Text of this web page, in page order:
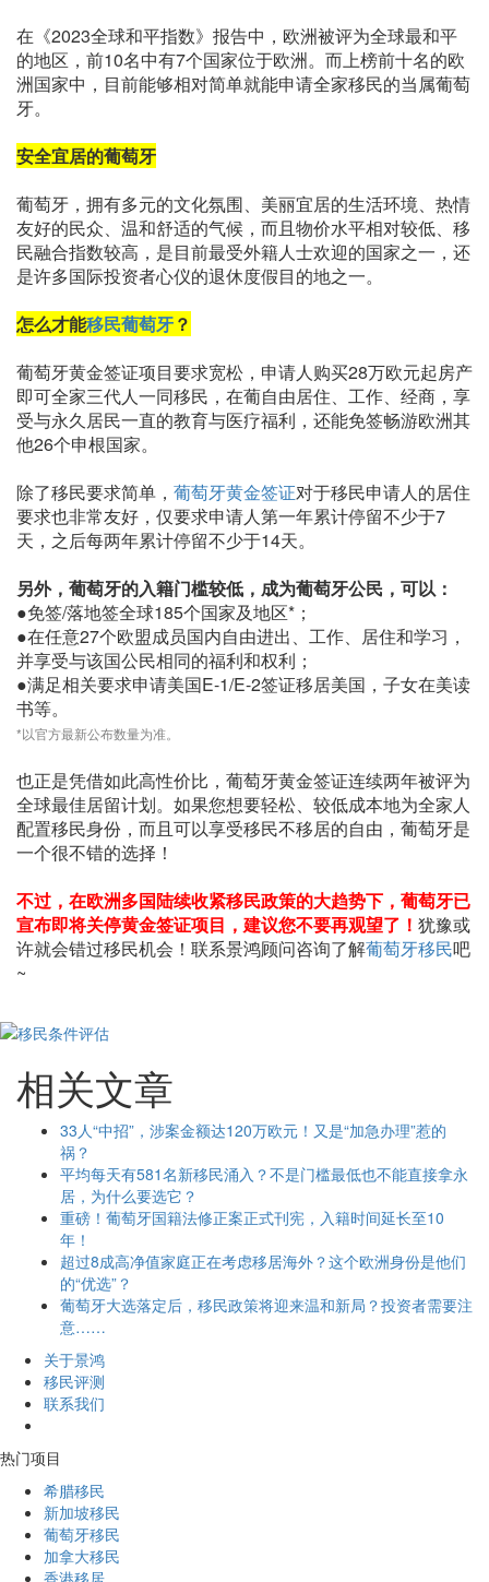
在《2023全球和平指数》报告中，欧洲被评为全球最和平
的地区，前10名中有7个国家位于欧洲。而上榜前十名的欧
洲国家中，目前能够相对简单就能申请全家移民的当属葡萄
牙。
安全宜居的葡萄牙
葡萄牙，拥有多元的文化氛围、美丽宜居的生活环境、热情
友好的民众、温和舒适的气候，而且物价水平相对较低、移
民融合指数较高，是目前最受外籍人士欢迎的国家之一，还
是许多国际投资者心仪的退休度假目的地之一。
怎么才能移民葡萄牙？
葡萄牙黄金签证项目要求宽松，申请人购买28万欧元起房产
即可全家三代人一同移民，在葡自由居住、工作、经商，享
受与永久居民一直的教育与医疗福利，还能免签畅游欧洲其
他26个申根国家。
除了移民要求简单， 葡萄牙黄金签证对于移民申请人的居住
要求也非常友好，仅要求申请人第一年累计停留不少于7
天，之后每两年累计停留不少于14天。
另外，葡萄牙的入籍门槛较低，成为葡萄牙公民，可以：
●免签/落地签全球185个国家及地区*；
●在任意27个欧盟成员国内自由进出、工作、居住和学习，
并享受与该国公民相同的福利和权利；
●满足相关要求申请美国E-1/E-2签证移居美国，子女在美读
书等。
*以官方最新公布数量为准。
也正是凭借如此高性价比，葡萄牙黄金签证连续两年被评为
全球最佳居留计划。如果您想要轻松、较低成本地为全家人
配置移民身份，而且可以享受移民不移居的自由，葡萄牙是
一个很不错的选择！
不过，在欧洲多国陆续收紧移民政策的大趋势下，葡萄牙已
宣布即将关停黄金签证项目，建议您不要再观望了！ 犹豫或
许就会错过移民机会！联系景鸿顾问咨询了解葡萄牙移民吧
~
相关文章
33人“中招”，涉案金额达120万欧元！又是“加急办理”惹的
祸？
平均每天有581名新移民涌入？不是门槛最低也不能直接拿永
居，为什么要选它？
重磅！葡萄牙国籍法修正案正式刊宪，入籍时间延长至10
年！
超过8成高净值家庭正在考虑移居海外？这个欧洲身份是他们
的“优选”？
葡萄牙大选落定后，移民政策将迎来温和新局？投资者需要注
意……
关于景鸿
移民评测
联系我们
热门项目
希腊移民
新加坡移民
葡萄牙移民
加拿大移民
香港移居